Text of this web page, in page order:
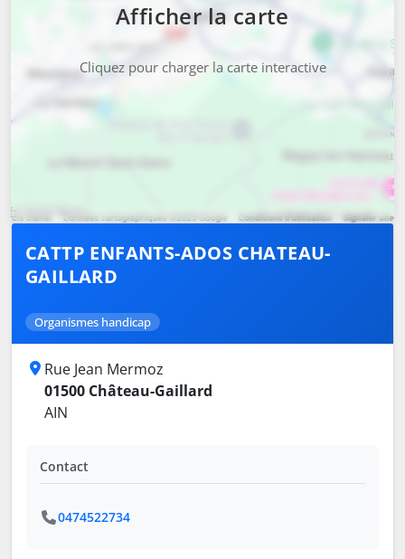
Afficher la carte
Cliquez pour charger la carte interactive
CATTP ENFANTS-ADOS CHATEAU-
GAILLARD
Organismes handicap
Rue Jean Mermoz
01500 Château-Gaillard
AIN
Contact
0474522734